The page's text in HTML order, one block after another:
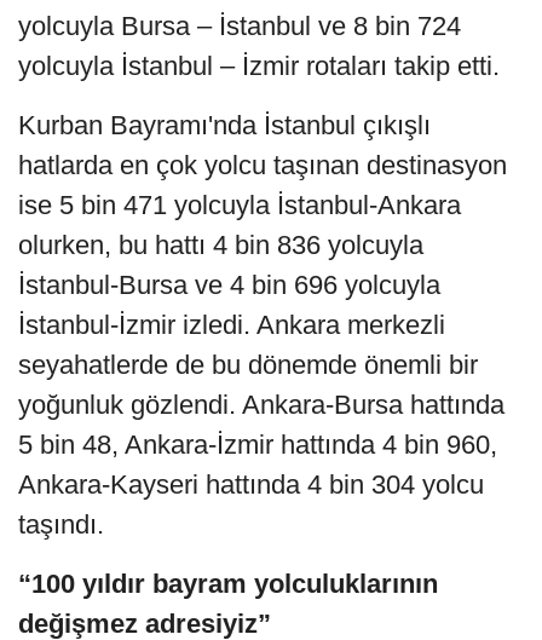
yolcuyla Bursa – İstanbul ve 8 bin 724
yolcuyla İstanbul – İzmir rotaları takip etti.
Kurban Bayramı'nda İstanbul çıkışlı
hatlarda en çok yolcu taşınan destinasyon
ise 5 bin 471 yolcuyla İstanbul-Ankara
olurken, bu hattı 4 bin 836 yolcuyla
İstanbul-Bursa ve 4 bin 696 yolcuyla
İstanbul-İzmir izledi. Ankara merkezli
seyahatlerde de bu dönemde önemli bir
yoğunluk gözlendi. Ankara-Bursa hattında
5 bin 48, Ankara-İzmir hattında 4 bin 960,
Ankara-Kayseri hattında 4 bin 304 yolcu
taşındı.
“100 yıldır bayram yolculuklarının
değişmez adresiyiz”